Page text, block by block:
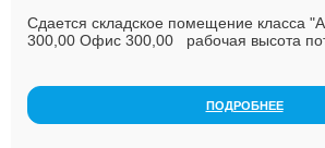
Сдается складское помещение
300,00 Офис 300,00 рабочая высота
ПОДРОБНЕЕ